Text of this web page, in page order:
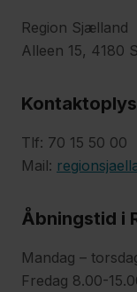
Region Sjælland
Alleen 15, 4180
Tlf: 70 15 50 00
Mail:
Åbningstid i
Mandag –
Fredag 8.00-